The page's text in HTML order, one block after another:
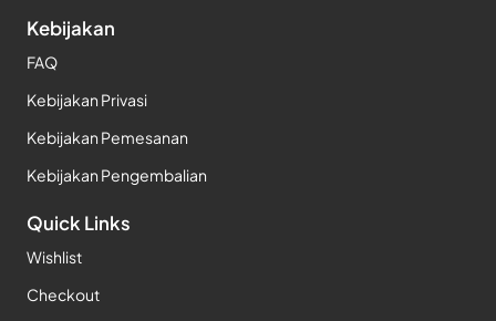
Kebijakan
FAQ
Kebijakan Privasi
Kebijakan Pemesanan
Kebijakan Pengembalian
Quick Links
Wishlist
Checkout